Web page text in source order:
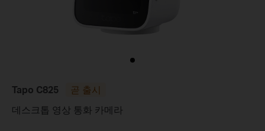
Tapo C825
곧 출시
데스크톱 영상 통화 카메라